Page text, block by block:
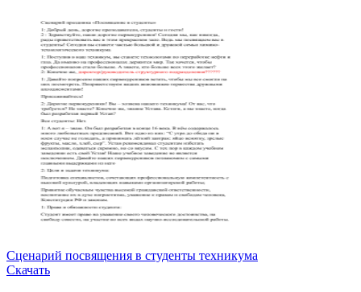
Сценарий посвящения в студенты техникума
Скачать